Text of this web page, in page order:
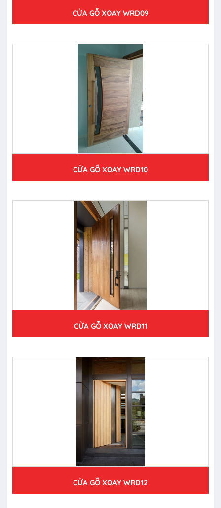
CỬA GỖ XOAY WRD09
CỬA GỖ XOAY WRD10
CỬA GỖ XOAY WRD11
CỬA GỖ XOAY WRD12